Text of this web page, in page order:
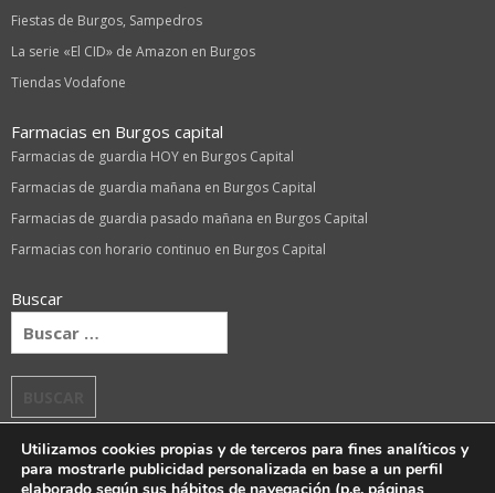
Fiestas de Burgos, Sampedros
La serie «El CID» de Amazon en Burgos
Tiendas Vodafone
Farmacias en Burgos capital
Farmacias de guardia HOY en Burgos Capital
Farmacias de guardia mañana en Burgos Capital
Farmacias de guardia pasado mañana en Burgos Capital
Farmacias con horario continuo en Burgos Capital
Buscar
Buscar:
Utilizamos cookies propias y de terceros para fines analíticos y
para mostrarle publicidad personalizada en base a un perfil